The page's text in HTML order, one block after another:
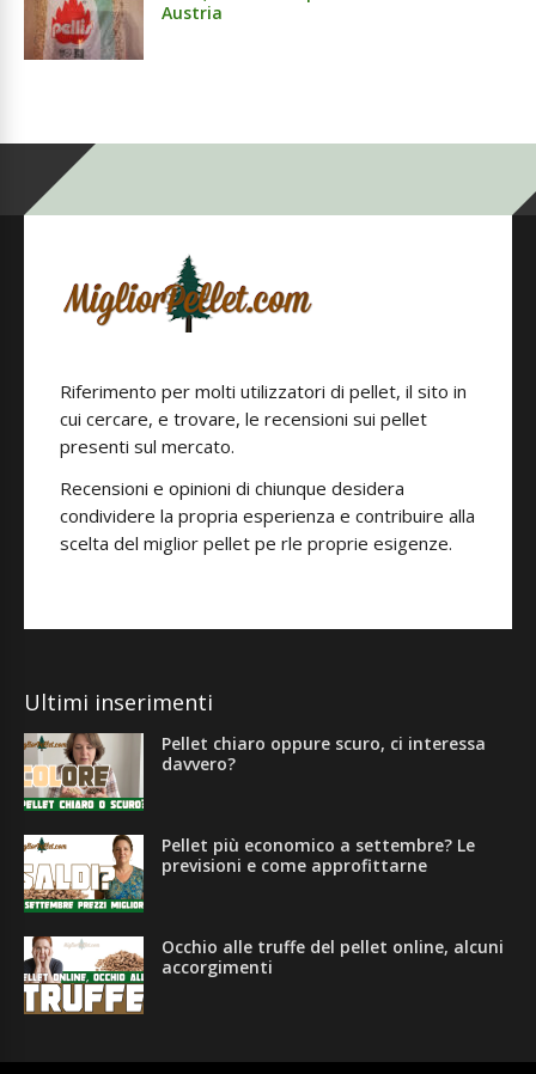
Austria
Riferimento per molti utilizzatori di pellet, il sito in
cui cercare, e trovare, le recensioni sui pellet
presenti sul mercato.
Recensioni e opinioni di chiunque desidera
condividere la propria esperienza e contribuire alla
scelta del miglior pellet pe rle proprie esigenze.
Ultimi inserimenti
Pellet chiaro oppure scuro, ci interessa
davvero?
Pellet più economico a settembre? Le
previsioni e come approfittarne
Occhio alle truffe del pellet online, alcuni
accorgimenti